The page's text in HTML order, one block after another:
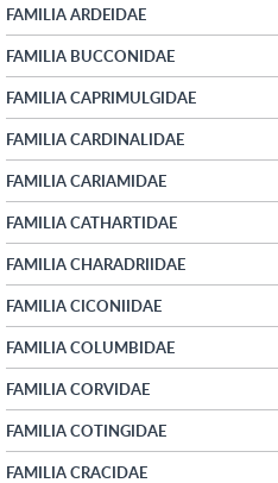
FAMILIA ARDEIDAE
FAMILIA BUCCONIDAE
FAMILIA CAPRIMULGIDAE
FAMILIA CARDINALIDAE
FAMILIA CARIAMIDAE
FAMILIA CATHARTIDAE
FAMILIA CHARADRIIDAE
FAMILIA CICONIIDAE
FAMILIA COLUMBIDAE
FAMILIA CORVIDAE
FAMILIA COTINGIDAE
FAMILIA CRACIDAE